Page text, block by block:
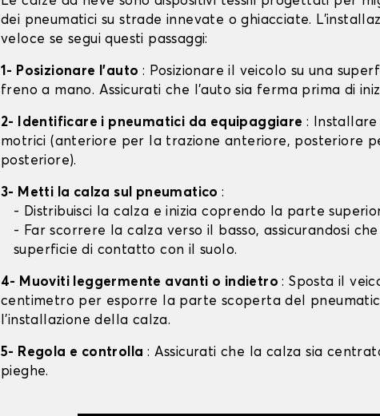
dei pneumatici su strade innevate o ghiacciate.
veloce se segui questi passaggi:
1- Posizionare l'auto : Posizionare il veicolo su una
freno a mano. Assicurati che l'auto sia ferma prima di
2- Identificare i pneumatici da equipaggiare :
motrici (anteriore per la trazione anteriore, posteriore
posteriore).
3- Metti la calza sul pneumatico:
- Distribuisci la calza e inizia coprendo la parte
- Far scorrere la calza verso il basso, assicurandosi
superficie di contatto con il suolo.
4- Muoviti leggermente avanti o indietro: Sposta il
centimetro per esporre la parte scoperta del
l'installazione della calza.
5- Regola e controlla : Assicurati che la calza sia
pieghe.